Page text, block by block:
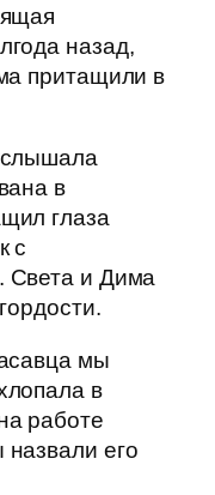
назад,
притащили в
в
глаза
с
Света и Дима
мы
в
работе
его